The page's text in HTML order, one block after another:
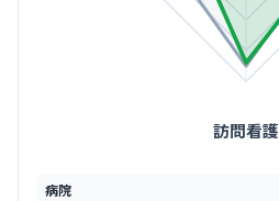
訪問看護
病院